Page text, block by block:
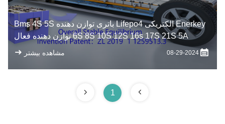
Enerkey الکتریکی Lifepo4 باتری توازن دهنده Bms 4S 5S
6S 8S 10S 12S 16s 17S 21S 5A توازن دهنده فعال
ظرفیت
08-29-2024 مشاهده بیشتر
1